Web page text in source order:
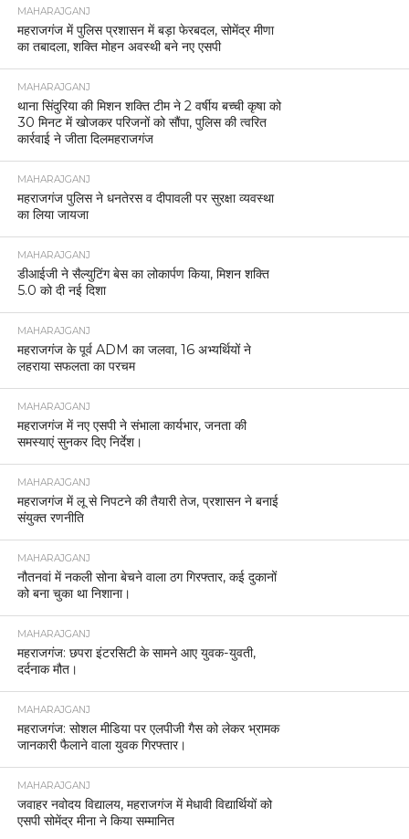
MAHARAJGANJ
महराजगंज में पुलिस प्रशासन में बड़ा फेरबदल, सोमेंद्र मीणा
का तबादला, शक्ति मोहन अवस्थी बने नए एसपी
MAHARAJGANJ
थाना सिंदुरिया की मिशन शक्ति टीम ने 2 वर्षीय बच्ची कृषा को
30 मिनट में खोजकर परिजनों को सौंपा, पुलिस की त्वरित
कार्रवाई ने जीता दिलमहराजगंज
MAHARAJGANJ
महराजगंज पुलिस ने धनतेरस व दीपावली पर सुरक्षा व्यवस्था
का लिया जायजा
MAHARAJGANJ
डीआईजी ने सैल्युटिंग बेस का लोकार्पण किया, मिशन शक्ति
5.0 को दी नई दिशा
MAHARAJGANJ
महराजगंज के पूर्व ADM का जलवा, 16 अभ्यर्थियों ने
लहराया सफलता का परचम
MAHARAJGANJ
महराजगंज में नए एसपी ने संभाला कार्यभार, जनता की
समस्याएं सुनकर दिए निर्देश।
MAHARAJGANJ
महराजगंज में लू से निपटने की तैयारी तेज, प्रशासन ने बनाई
संयुक्त रणनीति
MAHARAJGANJ
नौतनवां में नकली सोना बेचने वाला ठग गिरफ्तार, कई दुकानों
को बना चुका था निशाना।
MAHARAJGANJ
महराजगंज: छपरा इंटरसिटी के सामने आए युवक-युवती,
दर्दनाक मौत।
MAHARAJGANJ
महराजगंज: सोशल मीडिया पर एलपीजी गैस को लेकर भ्रामक
जानकारी फैलाने वाला युवक गिरफ्तार।
MAHARAJGANJ
जवाहर नवोदय विद्यालय, महराजगंज में मेधावी विद्यार्थियों को
एसपी सोमेंद्र मीना ने किया सम्मानित